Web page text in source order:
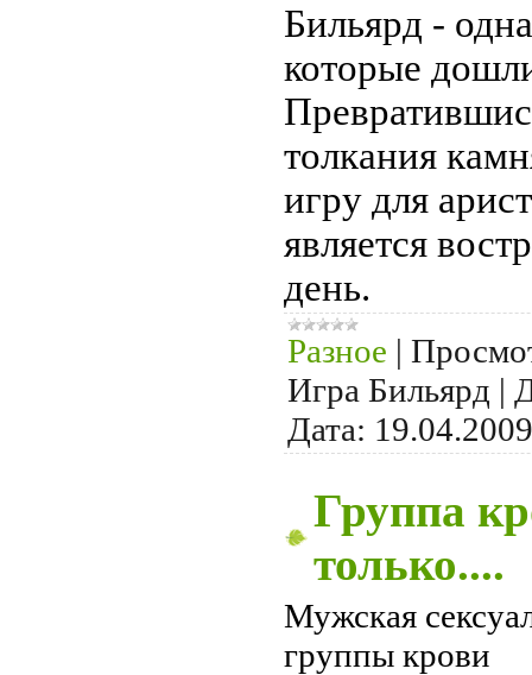
Бильярд -
которые
толкания
игру для
является
день.
Разное |
Игра Бильярд |
Дата: 19.04.2009
Группа
только....
Мужская
группы крови